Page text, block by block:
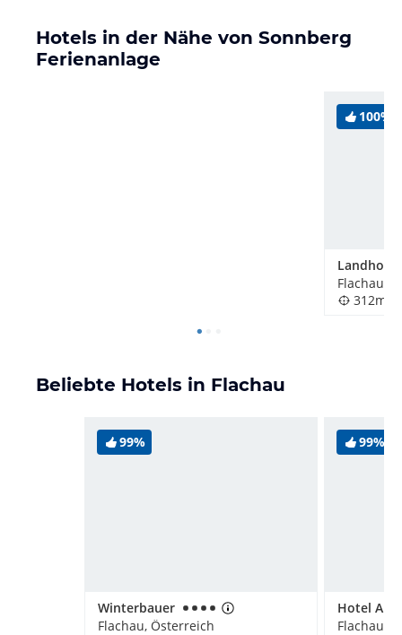
Hotels in der Nähe von Sonnberg
Ferienanlage
100%
Flachau,
312m
Beliebte Hotels in Flachau
99%
Winterbauer
Flachau, Österreich
99%
Hotel
Flachau,